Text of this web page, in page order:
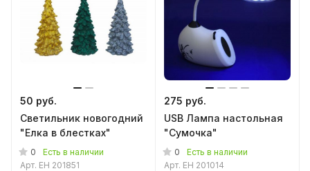
50 руб.
Светильник новогодний
"Елка в блестках"
0
Есть в наличии
Арт. EH 201851
275 руб.
USB Лампа настольная
"Сумочка"
0
Есть в наличии
Арт. EH 201014